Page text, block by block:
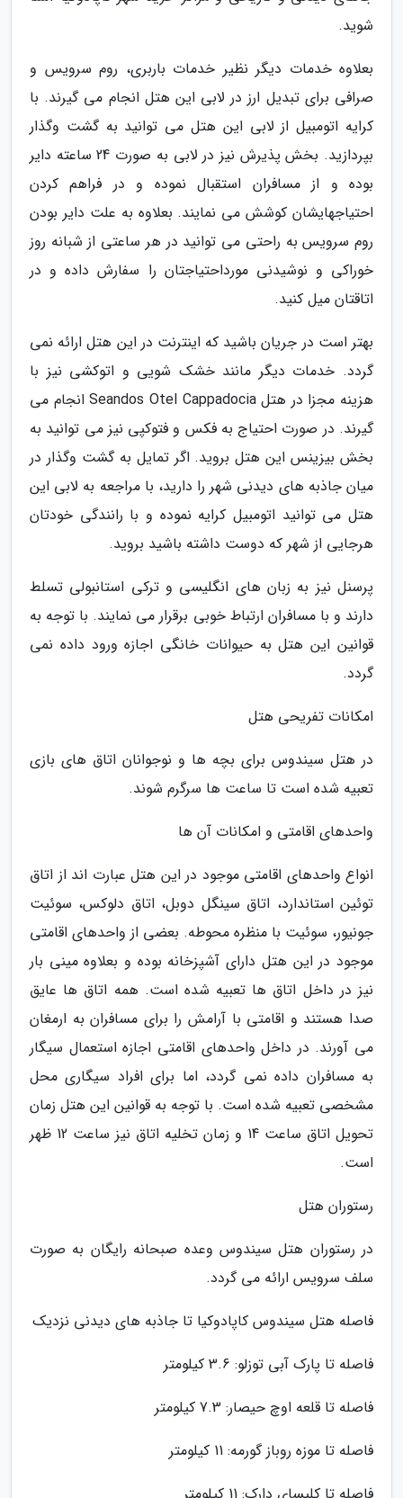
شوید.
بعلاوه خدمات دیگر نظیر خدمات باربری، روم سرویس و
صرافی برای تبدیل ارز در لابی این هتل انجام می گیرند. با
کرایه اتومبیل از لابی این هتل می توانید به گشت وگذار
بپردازید. بخش پذیرش نیز در لابی به صورت 24 ساعته دایر
بوده و از مسافران استقبال نموده و در فراهم کردن
احتیاجهایشان کوشش می نمایند. بعلاوه به علت دایر بودن
روم سرویس به راحتی می توانید در هر ساعتی از شبانه روز
خوراکی و نوشیدنی مورداحتیاجتان را سفارش داده و در
اتاقتان میل کنید.
بهتر است در جریان باشید که اینترنت در این هتل ارائه نمی
گردد. خدمات دیگر مانند خشک شویی و اتوکشی نیز با
هزینه مجزا در هتل Seandos Otel Cappadocia انجام می
گیرند. در صورت احتیاج به فکس و فتوکپی نیز می توانید به
بخش بیزینس این هتل بروید. اگر تمایل به گشت وگذار در
میان جاذبه های دیدنی شهر را دارید، با مراجعه به لابی این
هتل می توانید اتومبیل کرایه نموده و با رانندگی خودتان
هرجایی از شهر که دوست داشته باشید بروید.
پرسنل نیز به زبان های انگلیسی و ترکی استانبولی تسلط
دارند و با مسافران ارتباط خوبی برقرار می نمایند. با توجه به
قوانین این هتل به حیوانات خانگی اجازه ورود داده نمی
گردد.
امکانات تفریحی هتل
در هتل سیندوس برای بچه ها و نوجوانان اتاق های بازی
تعبیه شده است تا ساعت ها سرگرم شوند.
واحدهای اقامتی و امکانات آن ها
انواع واحدهای اقامتی موجود در این هتل عبارت اند از اتاق
توئین استاندارد، اتاق سینگل دوبل، اتاق دلوکس، سوئیت
جونیور، سوئیت با منظره محوطه. بعضی از واحدهای اقامتی
موجود در این هتل دارای آشپزخانه بوده و بعلاوه مینی بار
نیز در داخل اتاق ها تعبیه شده است. همه اتاق ها عایق
صدا هستند و اقامتی با آرامش را برای مسافران به ارمغان
می آورند. در داخل واحدهای اقامتی اجازه استعمال سیگار
به مسافران داده نمی گردد، اما برای افراد سیگاری محل
مشخصی تعبیه شده است. با توجه به قوانین این هتل زمان
تحویل اتاق ساعت 14 و زمان تخلیه اتاق نیز ساعت 12 ظهر
است.
رستوران هتل
در رستوران هتل سیندوس وعده صبحانه رایگان به صورت
سلف سرویس ارائه می گردد.
فاصله هتل سیندوس کاپادوکیا تا جاذبه های دیدنی نزدیک
فاصله تا پارک آبی توزلو: 3.6 کیلومتر
فاصله تا قلعه اوچ حیصار: 7.3 کیلومتر
فاصله تا موزه روباز گورمه: 11 کیلومتر